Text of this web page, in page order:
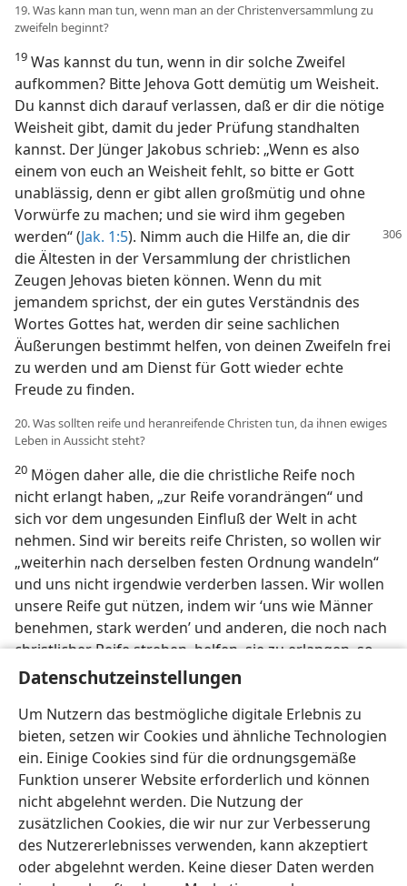
Datenschutzeinstellungen
Um Nutzern das bestmögliche digitale Erlebnis zu
bieten, setzen wir Cookies und ähnliche Technologien
ein. Einige Cookies sind für die ordnungsgemäße
Funktion unserer Website erforderlich und können
nicht abgelehnt werden. Die Nutzung der
zusätzlichen Cookies, die wir nur zur Verbesserung
des Nutzererlebnisses verwenden, kann akzeptiert
oder abgelehnt werden. Keine dieser Daten werden
19. Was kann man tun, wenn man an der Christenversammlung zu
zweifeln beginnt?
19 Was kannst du tun, wenn in dir solche Zweifel
aufkommen? Bitte Jehova Gott demütig um Weisheit.
Du kannst dich darauf verlassen, daß er dir die nötige
Weisheit gibt, damit du jeder Prüfung standhalten
kannst. Der Jünger Jakobus schrieb: „Wenn es also
einem von euch an Weisheit fehlt, so bitte er Gott
unablässig, denn er gibt allen großmütig und ohne
Vorwürfe zu machen; und sie wird ihm gegeben
werden“ (Jak. 1:5). Nimm auch die Hilfe an, die dir
die Ältesten in der Versammlung der christlichen
Zeugen Jehovas bieten können. Wenn du mit
jemandem sprichst, der ein gutes Verständnis des
Wortes Gottes hat, werden dir seine sachlichen
Äußerungen bestimmt helfen, von deinen Zweifeln frei
zu werden und am Dienst für Gott wieder echte
Freude zu finden.
20. Was sollten reife und heranreifende Christen tun, da ihnen ewiges
Leben in Aussicht steht?
20 Mögen daher alle, die die christliche Reife noch
nicht erlangt haben, „zur Reife vorandrängen“ und
sich vor dem ungesunden Einfluß der Welt in acht
nehmen. Sind wir bereits reife Christen, so wollen wir
„weiterhin nach derselben festen Ordnung wandeln“
und uns nicht irgendwie verderben lassen. Wir wollen
unsere Reife gut nützen, indem wir ‘uns wie Männer
benehmen, stark werden’ und anderen, die noch nach
christlicher Reife streben, helfen, sie zu erlangen, so
daß wir alle gemeinsam unser endgültiges Ziel
erreichen: Gottes Anerkennung, die uns Leben
einbringt (Phil. 3:12,14-16;Gal. 6:1, 2;1. Kor. 16:13, 14
Deutsch Teilen Einstellungen
Copyright© 2026 Watch Tower Bible and Tract Society of Pennsylvania
Nutzungsbedingungen
Datenschutzerklärung
Datenschutzeinstellungen